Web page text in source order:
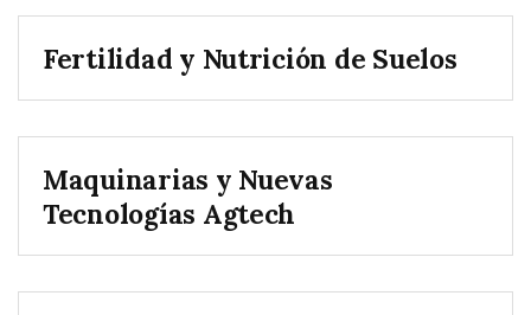
Fertilidad y Nutrición de Suelos
Maquinarias y Nuevas
Tecnologías Agtech